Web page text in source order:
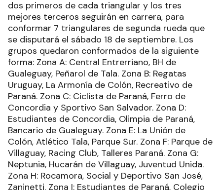
dos primeros de cada triangular y los tres
mejores terceros seguirán en carrera, para
conformar 7 triangulares de segunda rueda que
se disputará el sábado 18 de septiembre. Los
grupos quedaron conformados de la siguiente
forma: Zona A: Central Entrerriano, BH de
Gualeguay, Peñarol de Tala. Zona B: Regatas
Uruguay, La Armonía de Colón, Recreativo de
Paraná. Zona C: Ciclista de Paraná, Ferro de
Concordia y Sportivo San Salvador. Zona D:
Estudiantes de Concordia, Olimpia de Paraná,
Bancario de Gualeguay. Zona E: La Unión de
Colón, Atlético Tala, Parque Sur. Zona F: Parque de
Villaguay, Racing Club, Talleres Paraná. Zona G:
Neptunia, Hucarán de Villaguay, Juventud Unida.
Zona H: Rocamora, Social y Deportivo San José,
Zaninetti. Zona I: Estudiantes de Paraná, Colegio